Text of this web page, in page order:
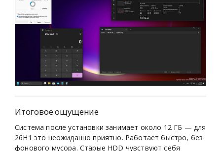
Итоговое ощущение
Система после установки занимает около 12 ГБ — для
26H1 это неожиданно приятно. Работает быстро, без
фонового мусора. Старые HDD чувствуют себя